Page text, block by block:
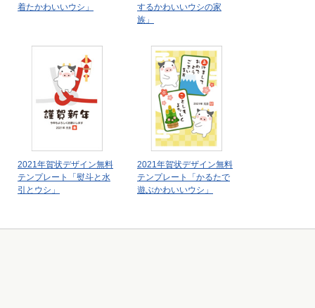
着たかわいいウシ」
するかわいいウシの家
族」
2021年賀状デザイン無料
テンプレート「熨斗と水
引とウシ」
2021年賀状デザイン無料
テンプレート「かるたで
遊ぶかわいいウシ」